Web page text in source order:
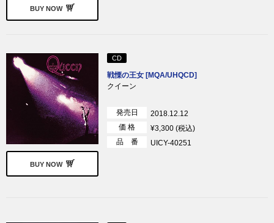
BUY NOW
BUY NOW
CD
戦慄の王女 [MQA/UHQCD]
クイーン
発売日
2018.12.12
価 格
¥3,300 (税込)
品 番
UICY-40251